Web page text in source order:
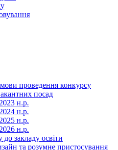
проведення конкурсу
посад
н.р.
н.р.
н.р.
н.р.
закладу освіти
та розумне пристосування